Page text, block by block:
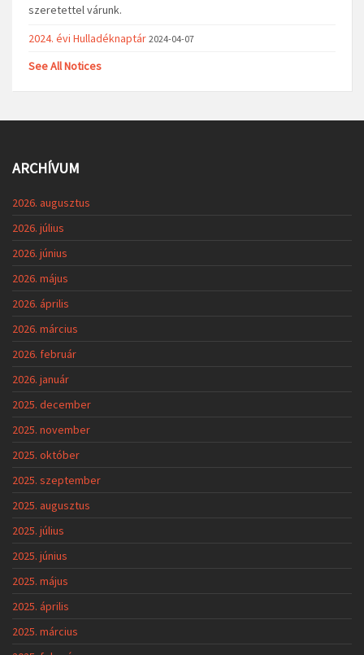
szeretettel várunk.
2024. évi Hulladéknaptár 2024-04-07
See All Notices
ARCHÍVUM
2026. augusztus
2026. július
2026. június
2026. május
2026. április
2026. március
2026. február
2026. január
2025. december
2025. november
2025. október
2025. szeptember
2025. augusztus
2025. július
2025. június
2025. május
2025. április
2025. március